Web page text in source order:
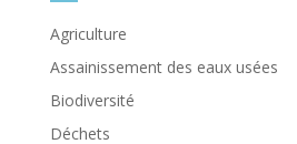
Agriculture
Assainissement des eaux usées
Biodiversité
Déchets